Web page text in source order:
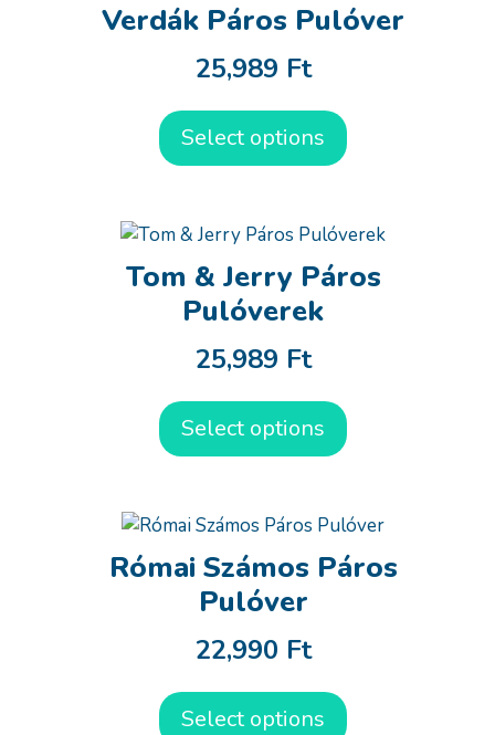
Verdák Páros Pulóver
25,989 Ft
Select options
Tom & Jerry Páros
Pulóverek
25,989 Ft
Select options
Római Számos Páros
Pulóver
22,990 Ft
Select options